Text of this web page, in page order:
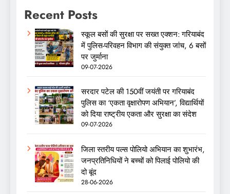
Recent Posts
स्कूल बसों की सुरक्षा पर सख्त एक्शन: गरियाबंद
में पुलिस-परिवहन विभाग की संयुक्त जांच, 6 बसों
पर जुर्माना
09-07-2026
सरदार पटेल की 150वीं जयंती पर गरियाबंद
पुलिस का ‘एकता वृक्षारोपण अभियान’, विद्यार्थियों
को दिया राष्ट्रीय एकता और सुरक्षा का संदेश
09-07-2026
जिला स्तरीय पल्स पोलियो अभियान का शुभारंभ,
जनप्रतिनिधियों ने बच्चों को पिलाई पोलियो की
दो बूंद
28-06-2026